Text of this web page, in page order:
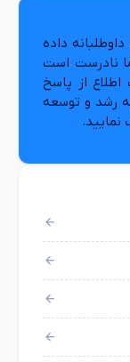
داده
نادرست است
از پاسخ
رشد و توسعه
نمایید.